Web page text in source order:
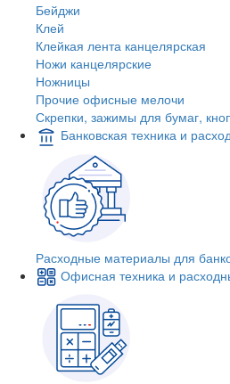
Бейджи
Клей
Клейкая лента канцелярская
Ножи канцелярские
Ножницы
Прочие офисные мелочи
Скрепки, зажимы для бумаг,
Банковская техника и
Расходные материалы для
Офисная техника и